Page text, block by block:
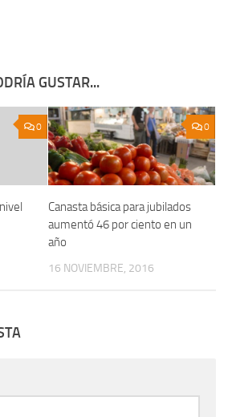
GUSTAR...
0 0
Canasta básica para jubilados
aumentó 46 por ciento en un
año
16 NOVIEMBRE, 2016